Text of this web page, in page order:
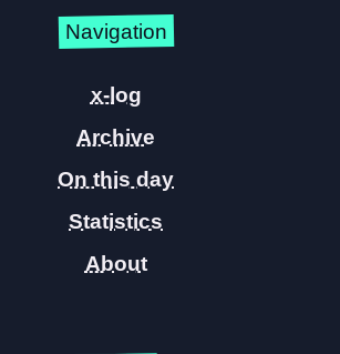
Navigation
x-log
Archive
On this day
Statistics
About